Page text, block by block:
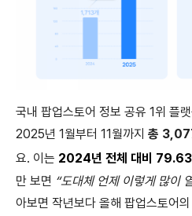
국내 팝업스토어 정보 공유 1위 플
2025년 1월부터 11월까지 총
요. 이는 2024년 전체 대비
만 보면 “도대체 언제 이렇게 많이
아보면 작년보다 올해 팝업스토어